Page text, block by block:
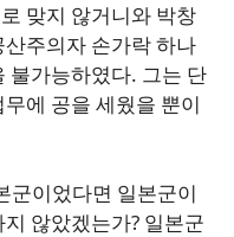
맞지 않거니와 박창
주의자 손가락 하나
불가능하였다. 그는 단
에 공을 세웠을 뿐이
군이었다면 일본군이
않았겠는가? 일본군